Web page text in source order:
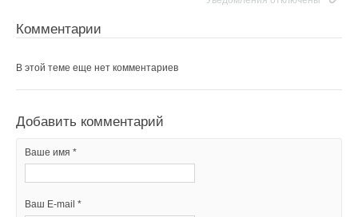
Комментарии
В этой теме еще нет комментариев
Добавить комментарий
Ваше имя *
Ваш E-mail *